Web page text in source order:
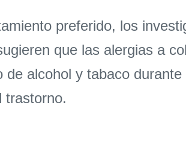
preferido, los
que las alergias a
alcohol y tabaco
trastorno.